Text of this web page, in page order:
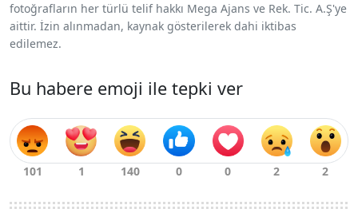
fotoğrafların her türlü telif hakkı Mega Ajans ve Rek. Tic. A.Ş'ye
aittir. İzin alınmadan, kaynak gösterilerek dahi iktibas
edilemez.
Bu habere emoji ile tepki ver